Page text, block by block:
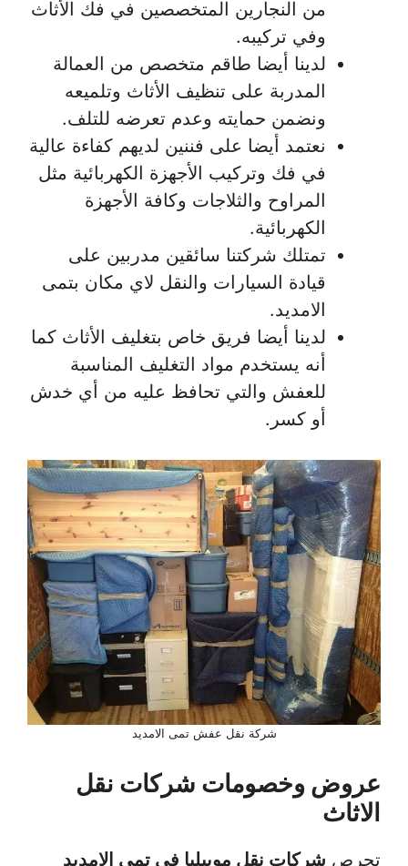
من النجارين المتخصصين في فك الأثاث
وفي تركيبه.
لدينا أيضا طاقم متخصص من العمالة
المدربة على تنظيف الأثاث وتلميعه
ونضمن حمايته وعدم تعرضه للتلف.
نعتمد أيضا على فننين لديهم كفاءة عالية
في فك وتركيب الأجهزة الكهربائية مثل
المراوح والثلاجات وكافة الأجهزة
الكهربائية.
تمتلك شركتنا سائقين مدربين على
قيادة السيارات والنقل لاي مكان بتمى
الامديد.
لدينا أيضا فريق خاص بتغليف الأثاث كما
أنه يستخدم مواد التغليف المناسبة
للعفش والتي تحافظ عليه من أي خدش
أو كسر.
شركة نقل عفش تمى الامديد
عروض وخصومات شركات نقل
الاثاث
تحرص شركات نقل موبيليا في تمي الامديد